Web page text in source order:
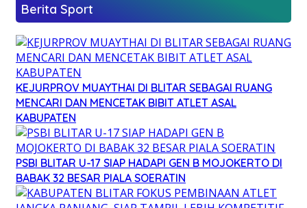
Berita Sport
KEJURPROV MUAYTHAI DI BLITAR SEBAGAI RUANG
MENCARI DAN MENCETAK BIBIT ATLET ASAL
KABUPATEN
PSBI BLITAR U-17 SIAP HADAPI GEN B MOJOKERTO DI
BABAK 32 BESAR PIALA SOERATIN